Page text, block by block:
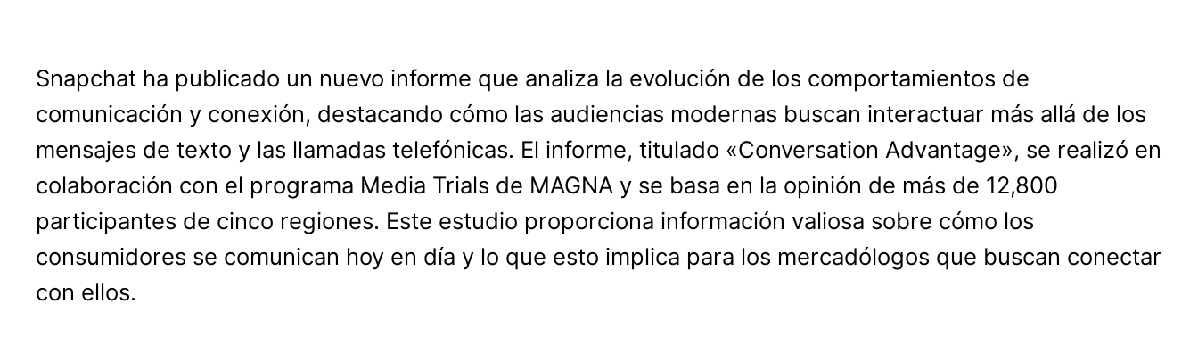
Snapchat ha publicado un nuevo informe que analiza la evolución de los comportamientos de
comunicación y conexión, destacando cómo las audiencias modernas buscan interactuar más allá de los
mensajes de texto y las llamadas telefónicas. El informe, titulado «Conversation Advantage», se realizó en
colaboración con el programa Media Trials de MAGNA y se basa en la opinión de más de 12,800
participantes de cinco regiones. Este estudio proporciona información valiosa sobre cómo los
consumidores se comunican hoy en día y lo que esto implica para los mercadólogos que buscan conectar
con ellos.